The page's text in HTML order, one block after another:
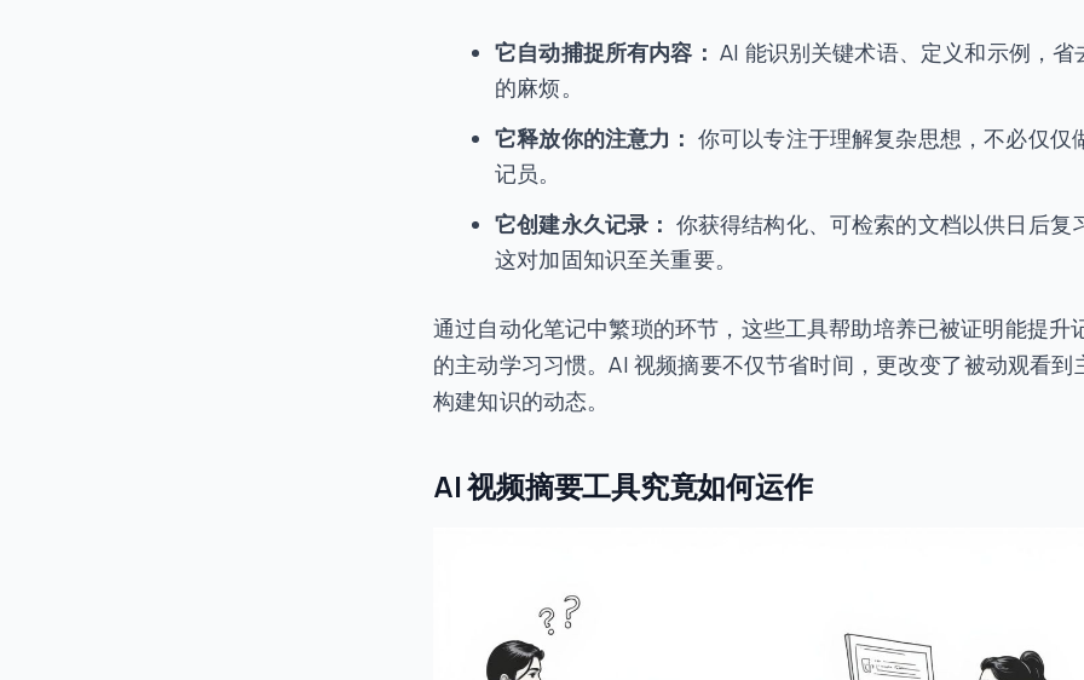
它自动捕捉所有内容： AI 能识别关键术语、定义和示例，省
的麻烦。
它释放你的注意力： 你可以专注于理解复杂思想，不必仅仅
记员。
它创建永久记录： 你获得结构化、可检索的文档以供日后复
这对加固知识至关重要。
通过自动化笔记中繁琐的环节，这些工具帮助培养已被证明能提升
的主动学习习惯。AI 视频摘要不仅节省时间，更改变了被动观看到
构建知识的动态。
AI 视频摘要工具究竟如何运作